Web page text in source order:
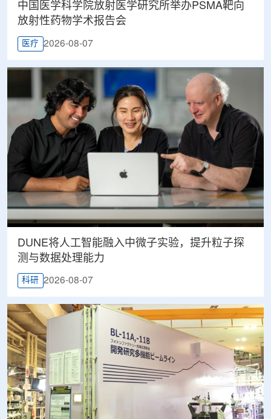
中国医学科学院放射医学研究所举办PSMA靶向
放射性药物学术报告会
医疗 2026-08-07
DUNE将人工智能融入中微子实验，提升粒子探
测与数据处理能力
科研 2026-08-07